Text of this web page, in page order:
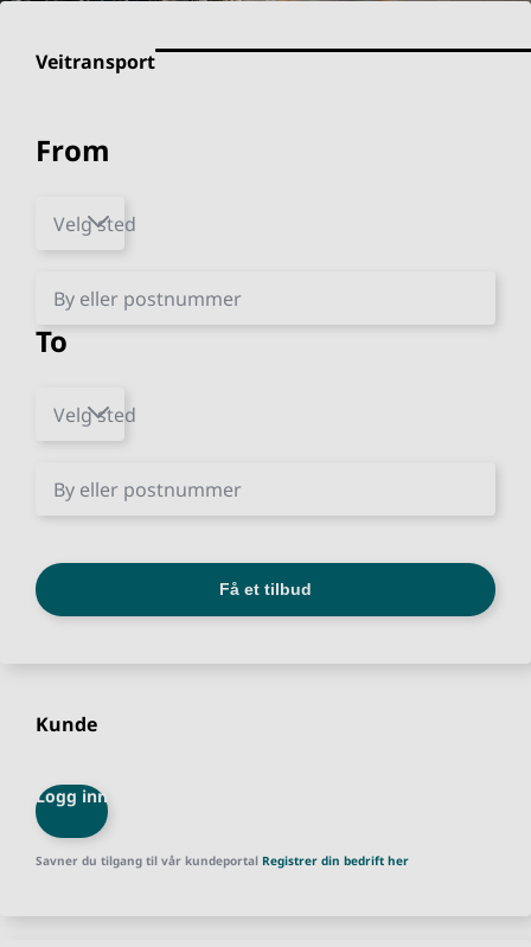
Kunde
Logg inn
Savner du tilgang til vår kundeportal Registrer din bedrift her